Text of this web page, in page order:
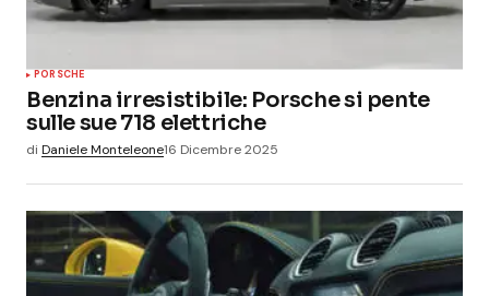
PORSCHE
Benzina irresistibile: Porsche si pente
sulle sue 718 elettriche
di Daniele Monteleone16 Dicembre 2025